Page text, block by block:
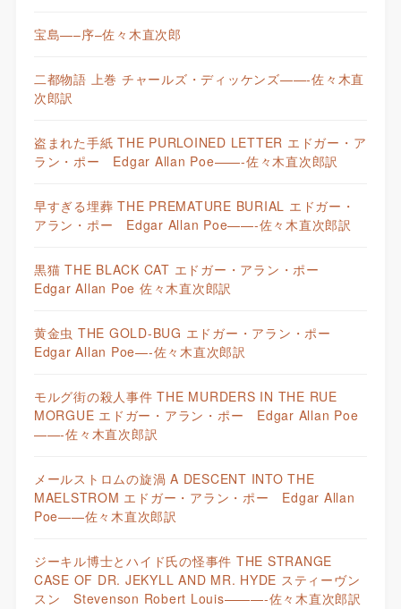
宝島—–序–佐々木直次郎
二都物語 上巻 チャールズ・ディッケンズ——-佐々木直
次郎訳
盗まれた手紙 THE PURLOINED LETTER エドガー・ア
ラン・ポー Edgar Allan Poe——-佐々木直次郎訳
早すぎる埋葬 THE PREMATURE BURIAL エドガー・
アラン・ポー Edgar Allan Poe——-佐々木直次郎訳
黒猫 THE BLACK CAT エドガー・アラン・ポー
Edgar Allan Poe 佐々木直次郎訳
黄金虫 THE GOLD-BUG エドガー・アラン・ポー
Edgar Allan Poe—-佐々木直次郎訳
モルグ街の殺人事件 THE MURDERS IN THE RUE
MORGUE エドガー・アラン・ポー Edgar Allan Poe
——-佐々木直次郎訳
メールストロムの旋渦 A DESCENT INTO THE
MAELSTROM エドガー・アラン・ポー Edgar Allan
Poe——佐々木直次郎訳
ジーキル博士とハイド氏の怪事件 THE STRANGE
CASE OF DR. JEKYLL AND MR. HYDE スティーヴン
スン Stevenson Robert Louis———-佐々木直次郎訳